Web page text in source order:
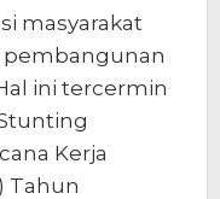
masyarakat
pembangunan
ini tercermin
Kerja
Tahun